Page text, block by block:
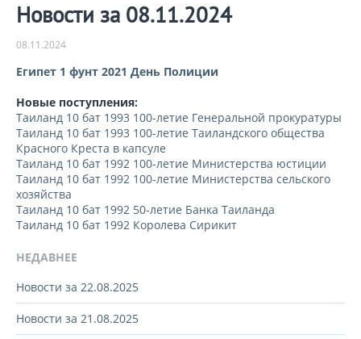
Новости за 08.11.2024
08.11.2024
Египет 1 фунт 2021 День Полиции
Новые поступления:
Таиланд 10 бат 1993 100-летие Генеральной прокуратуры
Таиланд 10 бат 1993 100-летие Таиландского общества
Красного Креста в капсуле
Таиланд 10 бат 1992 100-летие Министерства юстиции
Таиланд 10 бат 1992 100-летие Министерства сельского
хозяйства
Таиланд 10 бат 1992 50-летие Банка Таиланда
Таиланд 10 бат 1992 Королева Сирикит
НЕДАВНЕЕ
Новости за 22.08.2025
Новости за 21.08.2025